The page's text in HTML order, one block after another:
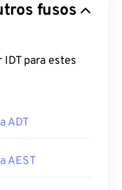
fusos
para estes
ADT
AEST